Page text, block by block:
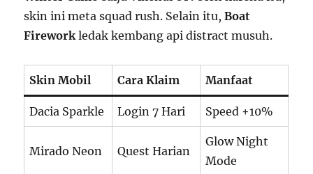
skin ini meta squad rush. Selain itu,Boat
Fireworkledak kembang api distract musuh.
Skin Mobil Cara Klaim Manfaat
Dacia Sparkle Login 7 Hari Speed +10%
Mirado Neon Quest Harian
Glow Night
Mode